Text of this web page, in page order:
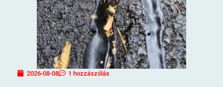
2026-08-08 1 hozzászólás